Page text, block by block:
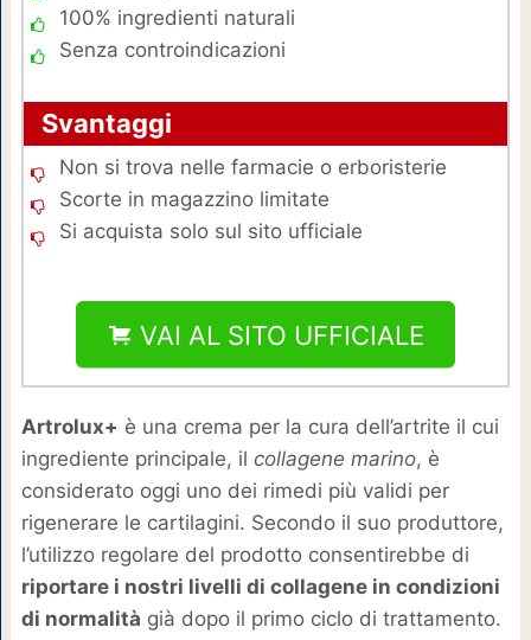
100% ingredienti naturali
Senza controindicazioni
Svantaggi
Non si trova nelle farmacie o erboristerie
Scorte in magazzino limitate
Si acquista solo sul sito ufficiale
VAI AL SITO UFFICIALE
Artrolux+ è una crema per la cura dell’artrite il cui
ingrediente principale, il collagene marino, è
considerato oggi uno dei rimedi più validi per
rigenerare le cartilagini. Secondo il suo produttore,
l’utilizzo regolare del prodotto consentirebbe di
riportare i nostri livelli di collagene in condizioni
di normalità già dopo il primo ciclo di trattamento.